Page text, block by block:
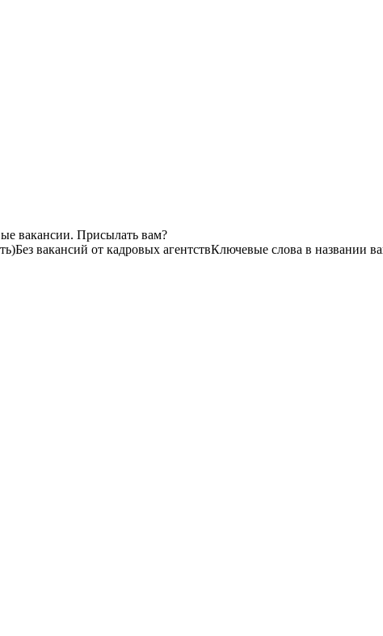
вакансии. Присылать вам?
Без вакансий от кадровых агентствКлючевые слова в названии